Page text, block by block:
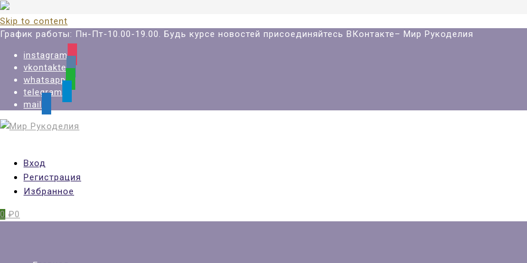
Skip to content
График работы: Пн-Пт-10.00-19.00. Будь курсе новостей присоединяйтесь ВКонтакте– Мир Рукоделия
instagram
vkontakte
whatsapp
telegram
mail
Вход
Регистрация
Избранное
0 ₽0